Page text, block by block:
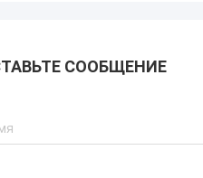
СООБЩЕНИЕ